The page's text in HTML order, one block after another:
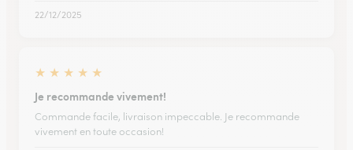
22/12/2025
★ ★ ★ ★ ★
Je recommande vivement!
Commande facile, livraison impeccable. Je recommande
vivement en toute occasion!